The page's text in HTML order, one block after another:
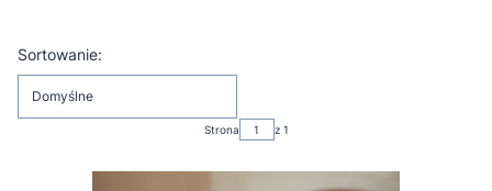
Lista produktów
Sortowanie:
Domyślne
Strona z 1